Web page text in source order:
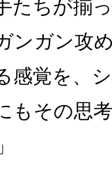
たちが揃
ンガン攻
感覚を、
もその思